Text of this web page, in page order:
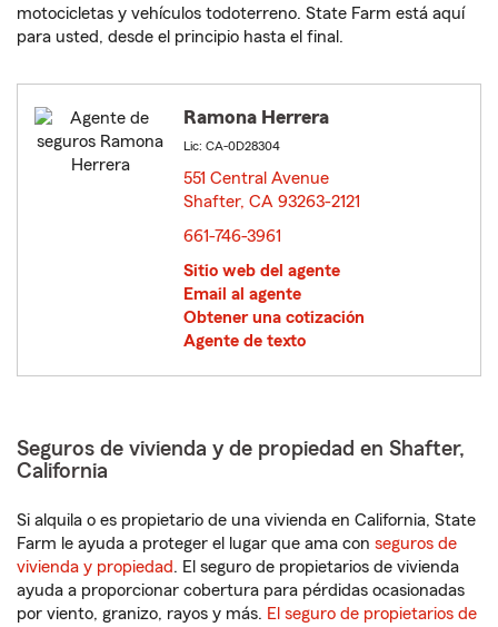
motocicletas y vehículos todoterreno. State Farm está aquí
para usted, desde el principio hasta el final.
Ramona Herrera
Lic: CA-0D28304
551 Central Avenue
Shafter, CA 93263-2121
661-746-3961
Sitio web del agente
Email al agente
Obtener una cotización
Agente de texto
Seguros de vivienda y de propiedad en Shafter,
California
Si alquila o es propietario de una vivienda en California, State
Farm le ayuda a proteger el lugar que ama con seguros de
vivienda y propiedad. El seguro de propietarios de vivienda
ayuda a proporcionar cobertura para pérdidas ocasionadas
por viento, granizo, rayos y más. El seguro de propietarios de